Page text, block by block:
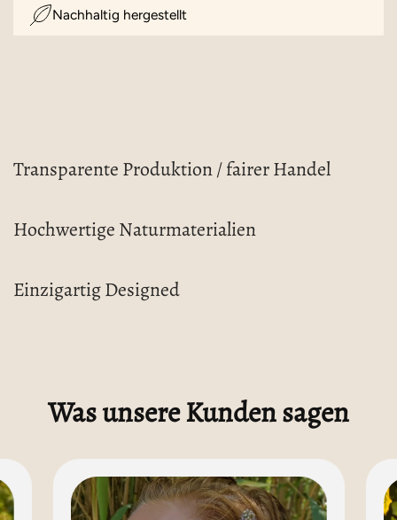
Nachhaltig hergestellt
Transparente Produktion / fairer Handel
Hochwertige Naturmaterialien
Einzigartig Designed
Was unsere Kunden sagen